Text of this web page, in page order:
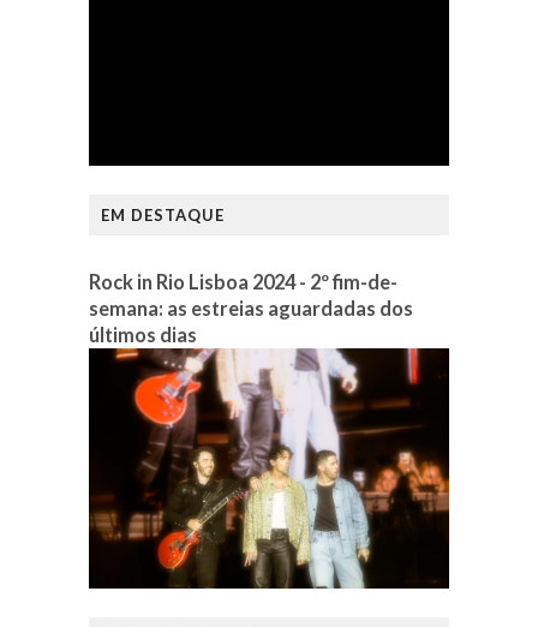
EM DESTAQUE
Rock in Rio Lisboa 2024 - 2º fim-de-
semana: as estreias aguardadas dos
últimos dias